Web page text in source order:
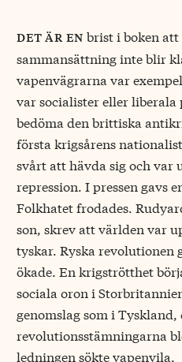
det är en brist i boken
sammansättning inte blir
vapenvägrarna var
var socialister eller
bedöma den brittiska
första krigsårens
svårt att hävda sig och var
repression. I pressen gavs
Folkhatet frodades.
son, skrev att världen var
tyskar. Ryska revolutionen
ökade. En krigströtthet
sociala oron i
genomslag som i Tyskland,
revolutionsstämningarna
ledningen sökte vapenvila.